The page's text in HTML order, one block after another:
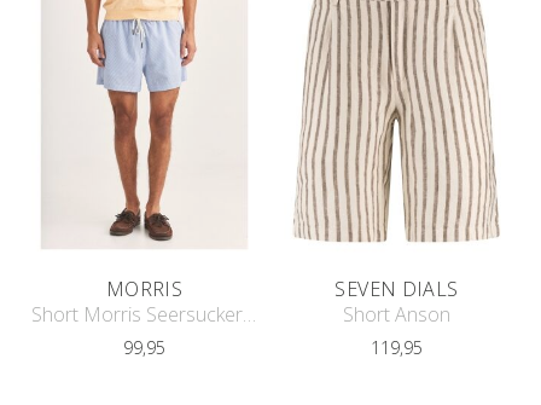
MORRIS
Short Morris Seersucker Bathing Trun
99,95
SEVEN DIALS
Short Anson
119,95